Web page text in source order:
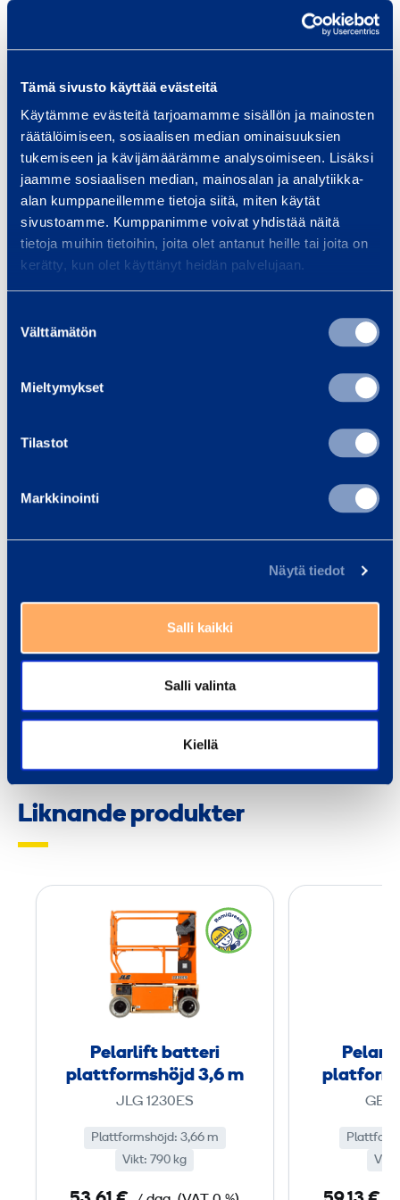
Tämä sivusto käyttää evästeitä
Käytämme evästeitä tarjoamamme sisällön ja mainosten
räätälöimiseen, sosiaalisen median ominaisuuksien
tukemiseen ja kävijämäärämme analysoimiseen. Lisäksi
jaamme sosiaalisen median, mainosalan ja analytiikka-
alan kumppaneillemme tietoja siitä, miten käytät
sivustoamme. Kumppanimme voivat yhdistää näitä
tietoja muihin tietoihin, joita olet antanut heille tai joita on
kerätty, kun olet käyttänyt heidän palvelujaan.
valinta
Välttämätön
Mieltymykset
Tilastot
Markkinointi
Näytä tiedot
Salli kaikki
Salli valinta
Kiellä
X
Däck
Drift Batteri
Max körhöjd 3,65 m
Plattform längd 0,96 m
Markfrigång
Plattform längd, utfälld 1,41 m
0,74 m
0,76 m
Transporthöjd 1,67 m
Bredd 0,76 m
Höjd 1,67 m
Liknande produkter
e
l
a
r
l
f
a
t
Pelarlift batteri
plattformshöjd 3,6 m
JLG 1230ES
Plattformshöjd: 3,66 m
Vikt: 790 kg